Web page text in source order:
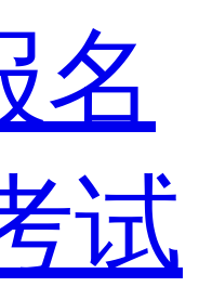
名
试